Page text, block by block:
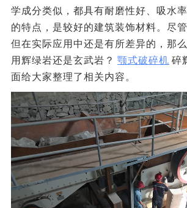
学成分类似，都具有耐磨性好、吸水
的特点，是较好的建筑装饰材料。尽
但在实际应用中还是有所差异的，那
用辉绿岩还是玄武岩？ 颚式破碎机 碎
面给大家整理了相关内容。